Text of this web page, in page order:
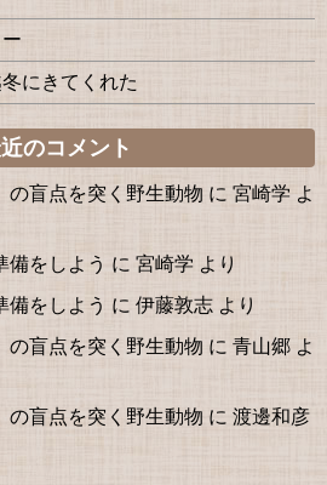
にきてくれた
のコメント
の盲点を突く野生動物 に 宮崎学 よ
備をしよう に 宮崎学 より
備をしよう に 伊藤敦志 より
の盲点を突く野生動物 に 青山郷 よ
の盲点を突く野生動物 に 渡邊和彦